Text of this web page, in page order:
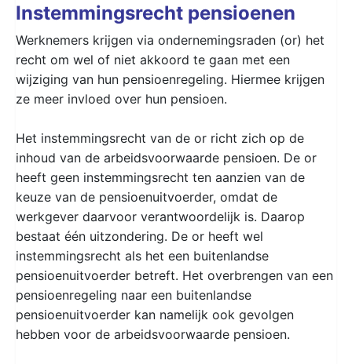
Instemmingsrecht pensioenen
Werknemers krijgen via ondernemingsraden (or) het
recht om wel of niet akkoord te gaan met een
wijziging van hun pensioenregeling. Hiermee krijgen
ze meer invloed over hun pensioen.
Het instemmingsrecht van de or richt zich op de
inhoud van de arbeidsvoorwaarde pensioen. De or
heeft geen instemmingsrecht ten aanzien van de
keuze van de pensioenuitvoerder, omdat de
werkgever daarvoor verantwoordelijk is. Daarop
bestaat één uitzondering. De or heeft wel
instemmingsrecht als het een buitenlandse
pensioenuitvoerder betreft. Het overbrengen van een
pensioenregeling naar een buitenlandse
pensioenuitvoerder kan namelijk ook gevolgen
hebben voor de arbeidsvoorwaarde pensioen.